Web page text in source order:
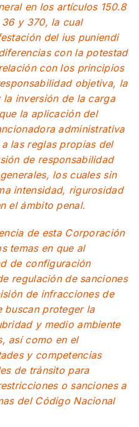
en los artículos 150.8
y 370, la cual
del ius puniendi
con la potestad
con los principios
objetiva, la
inversión de la carga
la aplicación del
administrativa
las reglas propias del
de responsabilidad
los cuales sin
intensidad, rigurosidad
el ámbito penal.
de esta Corporación
temas en que al
de configuración
regulación de sanciones
de infracciones de
buscan proteger la
y medio ambiente
así como en el
y competencias
de tránsito para
o sanciones a
del Código Nacional